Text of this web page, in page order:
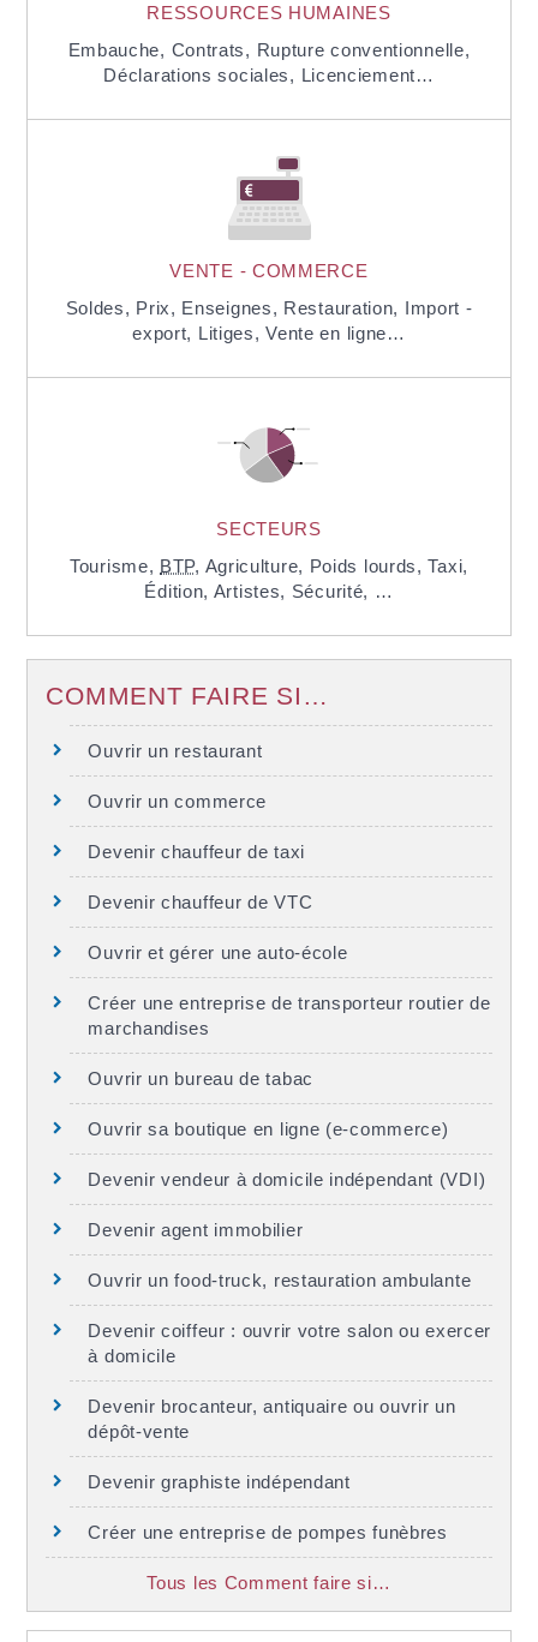
RESSOURCES HUMAINES
Embauche, Contrats, Rupture conventionnelle,
Déclarations sociales, Licenciement…
VENTE - COMMERCE
Soldes, Prix, Enseignes, Restauration, Import -
export, Litiges,Vente en ligne…
SECTEURS
Tourisme, BTP, Agriculture, Poids lourds,Taxi,
Édition, Artistes, Sécurité, …
COMMENT FAIRE SI…
Ouvrir un restaurant
Ouvrir un commerce
Devenir chauffeur de taxi
Devenir chauffeur de VTC
Ouvrir et gérer une auto-école
Créer une entreprise de transporteur routier de
marchandises
Ouvrir un bureau de tabac
Ouvrir sa boutique en ligne (e-commerce)
Devenir vendeur à domicile indépendant (VDI)
Devenir agent immobilier
Ouvrir un food-truck, restauration ambulante
Devenir coiffeur : ouvrir votre salon ou exercer
à domicile
Devenir brocanteur, antiquaire ou ouvrir un
dépôt-vente
Devenir graphiste indépendant
Créer une entreprise de pompes funèbres
Tous les Comment faire si…